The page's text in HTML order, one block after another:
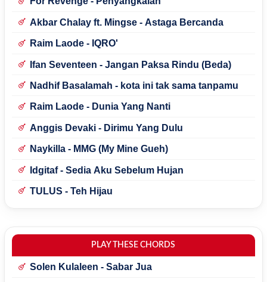
Akbar Chalay ft. Mingse - Astaga Bercanda
Raim Laode - IQRO'
Ifan Seventeen - Jangan Paksa Rindu (Beda)
Nadhif Basalamah - kota ini tak sama tanpamu
Raim Laode - Dunia Yang Nanti
Anggis Devaki - Dirimu Yang Dulu
Naykilla - MMG (My Mine Gueh)
Idgitaf - Sedia Aku Sebelum Hujan
TULUS - Teh Hijau
PLAY THESE CHORDS
Solen Kulaleen - Sabar Jua